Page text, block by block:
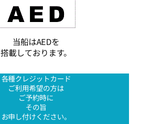
当船はAEDを
搭載しております。
各種クレジットカード
ご利用希望の方は
ご予約時に
その旨
お申し付けください。